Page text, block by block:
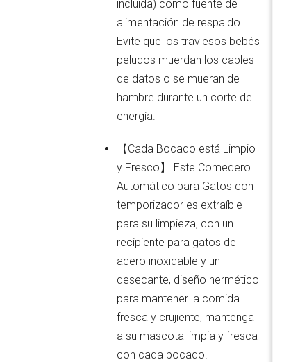
incluida) como fuente de
alimentación de respaldo.
Evite que los traviesos bebés
peludos muerdan los cables
de datos o se mueran de
hambre durante un corte de
energía.
【Cada Bocado está Limpio
y Fresco】 Este Comedero
Automático para Gatos con
temporizador es extraíble
para su limpieza, con un
recipiente para gatos de
acero inoxidable y un
desecante, diseño hermético
para mantener la comida
fresca y crujiente, mantenga
a su mascota limpia y fresca
con cada bocado.